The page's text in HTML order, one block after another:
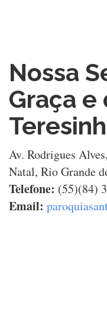
Nossa
Graça e
Av. Rodrigues
Natal, Rio Grande
Telefone: (55)(84)
Email: